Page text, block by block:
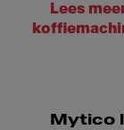
Lees
Mytico